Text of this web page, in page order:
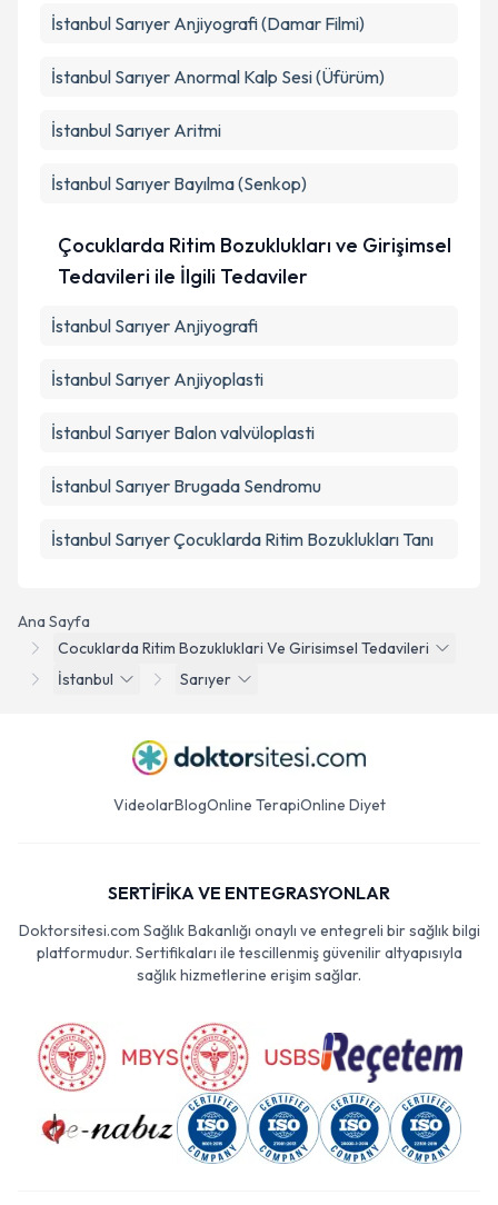
Ana Sayfa
Cocuklarda Ritim Bozukluklari Ve Girisimsel Tedavileri
İstanbul
Sarıyer
İstanbul Sarıyer Anjiyografi (Damar Filmi)
İstanbul Sarıyer Anormal Kalp Sesi (Üfürüm)
İstanbul Sarıyer Aritmi
İstanbul Sarıyer Bayılma (Senkop)
Çocuklarda Ritim Bozuklukları ve Girişimsel
Tedavileri ile İlgili Tedaviler
İstanbul Sarıyer Anjiyografi
İstanbul Sarıyer Anjiyoplasti
İstanbul Sarıyer Balon valvüloplasti
İstanbul Sarıyer Brugada Sendromu
İstanbul Sarıyer Çocuklarda Ritim Bozuklukları Tanı
VideolarBlogOnline TerapiOnline Diyet
SERTİFİKA VE ENTEGRASYONLAR
Doktorsitesi.com Sağlık Bakanlığı onaylı ve entegreli bir sağlık bilgi
platformudur. Sertifikaları ile tescillenmiş güvenilir altyapısıyla
sağlık hizmetlerine erişim sağlar.